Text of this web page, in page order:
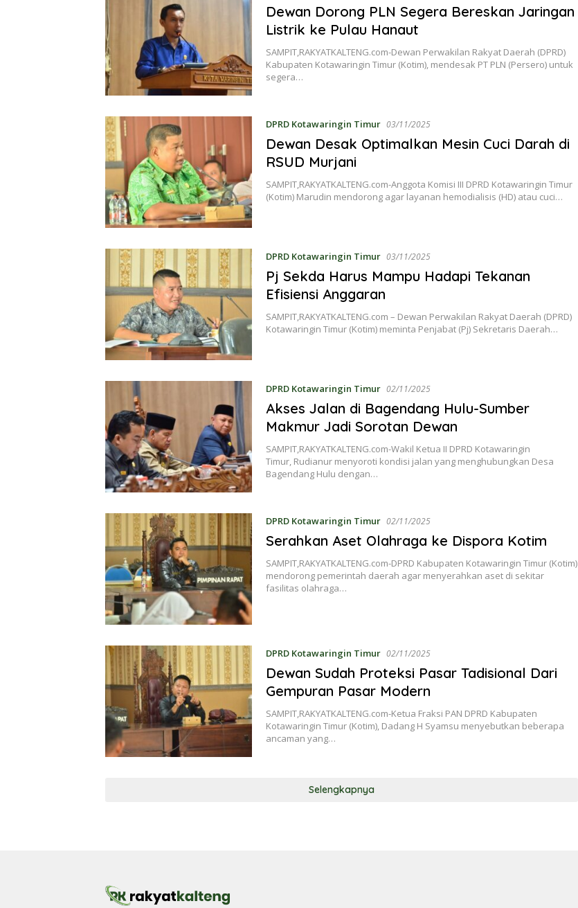
Dewan Dorong PLN Segera Bereskan Jaringan
Listrik ke Pulau Hanaut
SAMPIT,RAKYATKALTENG.com-Dewan Perwakilan Rakyat Daerah (DPRD)
Kabupaten Kotawaringin Timur (Kotim), mendesak PT PLN (Persero) untuk
segera…
DPRD Kotawaringin Timur 03/11/2025
Dewan Desak Optimalkan Mesin Cuci Darah di
RSUD Murjani
SAMPIT,RAKYATKALTENG.com-Anggota Komisi III DPRD Kotawaringin Timur
(Kotim) Marudin mendorong agar layanan hemodialisis (HD) atau cuci…
DPRD Kotawaringin Timur 03/11/2025
Pj Sekda Harus Mampu Hadapi Tekanan
Efisiensi Anggaran
SAMPIT,RAKYATKALTENG.com – Dewan Perwakilan Rakyat Daerah (DPRD)
Kotawaringin Timur (Kotim) meminta Penjabat (Pj) Sekretaris Daerah…
DPRD Kotawaringin Timur 02/11/2025
Akses Jalan di Bagendang Hulu-Sumber
Makmur Jadi Sorotan Dewan
SAMPIT,RAKYATKALTENG.com-Wakil Ketua II DPRD Kotawaringin
Timur, Rudianur menyoroti kondisi jalan yang menghubungkan Desa
Bagendang Hulu dengan…
DPRD Kotawaringin Timur 02/11/2025
Serahkan Aset Olahraga ke Dispora Kotim
SAMPIT,RAKYATKALTENG.com-DPRD Kabupaten Kotawaringin Timur (Kotim)
mendorong pemerintah daerah agar menyerahkan aset di sekitar
fasilitas olahraga…
DPRD Kotawaringin Timur 02/11/2025
Dewan Sudah Proteksi Pasar Tadisional Dari
Gempuran Pasar Modern
SAMPIT,RAKYATKALTENG.com-Ketua Fraksi PAN DPRD Kabupaten
Kotawaringin Timur (Kotim), Dadang H Syamsu menyebutkan beberapa
ancaman yang…
Selengkapnya